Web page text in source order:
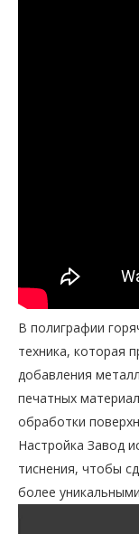
В полиграфии
техника, которая
добавления
печатных
обработки
Настройка Завод
тиснения, чтобы
более